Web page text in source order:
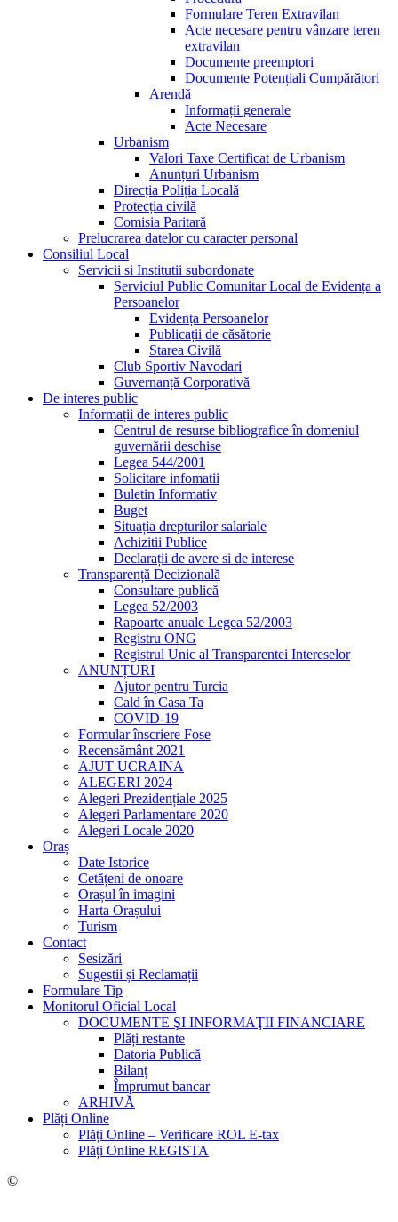
Formulare Teren Extravilan
Acte necesare pentru vânzare teren
extravilan
Documente preemptori
Documente Potențiali Cumpărători
Arendă
Informații generale
Acte Necesare
Urbanism
Valori Taxe Certificat de Urbanism
Anunțuri Urbanism
Direcția Poliția Locală
Protecția civilă
Comisia Paritară
Prelucrarea datelor cu caracter personal
Consiliul Local
Servicii si Institutii subordonate
Serviciul Public Comunitar Local de Evidența a
Persoanelor
Evidența Persoanelor
Publicații de căsătorie
Starea Civilă
Club Sportiv Navodari
Guvernanță Corporativă
De interes public
Informații de interes public
Centrul de resurse bibliografice în domeniul
guvernării deschise
Legea 544/2001
Solicitare infomatii
Buletin Informativ
Buget
Situația drepturilor salariale
Achizitii Publice
Declarații de avere si de interese
Transparență Decizională
Consultare publică
Legea 52/2003
Rapoarte anuale Legea 52/2003
Registru ONG
Registrul Unic al Transparentei Intereselor
ANUNȚURI
Ajutor pentru Turcia
Cald în Casa Ta
COVID-19
Formular înscriere Fose
Recensământ 2021
AJUT UCRAINA
ALEGERI 2024
Alegeri Prezidențiale 2025
Alegeri Parlamentare 2020
Alegeri Locale 2020
Oraș
Date Istorice
Cetățeni de onoare
Orașul în imagini
Harta Orașului
Turism
Contact
Sesizări
Sugestii și Reclamații
Formulare Tip
Monitorul Oficial Local
DOCUMENTE ŞI INFORMAŢII FINANCIARE
Plăți restante
Datoria Publică
Bilanț
Împrumut bancar
ARHIVĂ
Plăți Online
Plăți Online – Verificare ROL E-tax
Plăți Online REGISTA
©